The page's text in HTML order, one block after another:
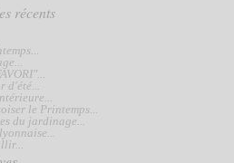
récents
d'été...
le Printemps...
du jardinage...